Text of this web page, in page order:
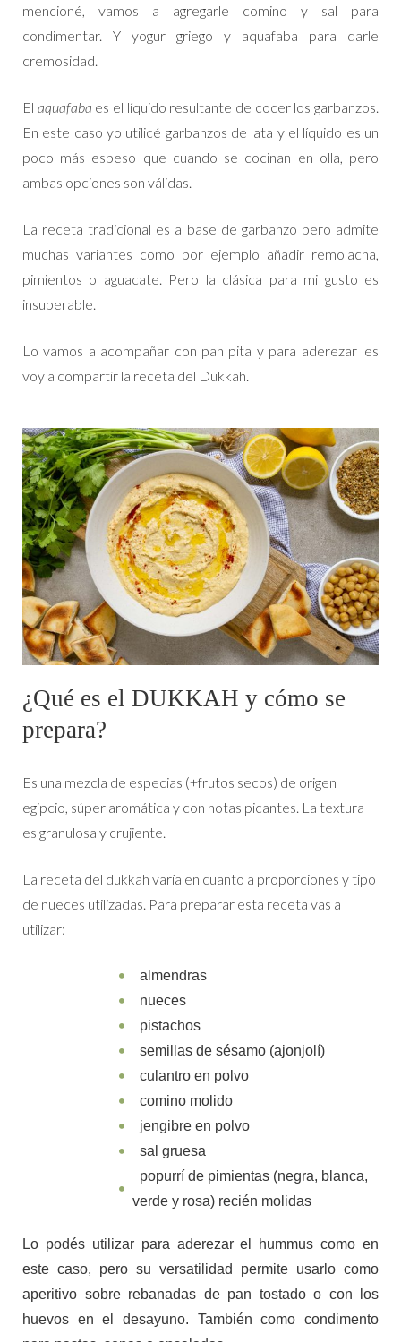
mencioné, vamos a agregarle comino y sal para
condimentar. Y yogur griego y aquafaba para darle
cremosidad.
El aquafaba es el líquido resultante de cocer los garbanzos.
En este caso yo utilicé garbanzos de lata y el líquido es un
poco más espeso que cuando se cocinan en olla, pero
ambas opciones son válidas.
La receta tradicional es a base de garbanzo pero admite
muchas variantes como por ejemplo añadir remolacha,
pimientos o aguacate. Pero la clásica para mi gusto es
insuperable.
Lo vamos a acompañar con pan pita y para aderezar les
voy a compartir la receta del Dukkah.
¿Qué es el DUKKAH y cómo se
prepara?
Es una mezcla de especias (+frutos secos) de origen
egipcio, súper aromática y con notas picantes. La textura
es granulosa y crujiente.
La receta del dukkah varía en cuanto a proporciones y tipo
de nueces utilizadas. Para preparar esta receta vas a
utilizar:
almendras
nueces
pistachos
semillas de sésamo (ajonjolí)
culantro en polvo
comino molido
jengibre en polvo
sal gruesa
popurrí de pimientas (negra, blanca,
verde y rosa) recién molidas
Lo podés utilizar para aderezar el hummus como en
este caso, pero su versatilidad permite usarlo como
aperitivo sobre rebanadas de pan tostado o con los
huevos en el desayuno. También como condimento